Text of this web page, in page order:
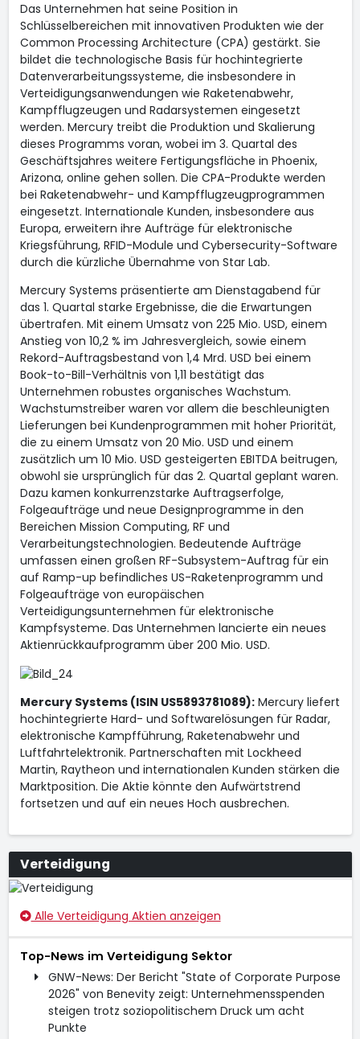
Das Unternehmen hat seine Position in
Schlüsselbereichen mit innovativen Produkten wie der
Common Processing Architecture (CPA) gestärkt. Sie
bildet die technologische Basis für hochintegrierte
Datenverarbeitungssysteme, die insbesondere in
Verteidigungsanwendungen wie Raketenabwehr,
Kampfflugzeugen und Radarsystemen eingesetzt
werden. Mercury treibt die Produktion und Skalierung
dieses Programms voran, wobei im 3. Quartal des
Geschäftsjahres weitere Fertigungsfläche in Phoenix,
Arizona, online gehen sollen. Die CPA-Produkte werden
bei Raketenabwehr- und Kampfflugzeugprogrammen
eingesetzt. Internationale Kunden, insbesondere aus
Europa, erweitern ihre Aufträge für elektronische
Kriegsführung, RFID-Module und Cybersecurity-Software
durch die kürzliche Übernahme von Star Lab.
Mercury Systems präsentierte am Dienstagabend für
das 1. Quartal starke Ergebnisse, die die Erwartungen
übertrafen. Mit einem Umsatz von 225 Mio. USD, einem
Anstieg von 10,2 % im Jahresvergleich, sowie einem
Rekord-Auftragsbestand von 1,4 Mrd. USD bei einem
Book-to-Bill-Verhältnis von 1,11 bestätigt das
Unternehmen robustes organisches Wachstum.
Wachstumstreiber waren vor allem die beschleunigten
Lieferungen bei Kundenprogrammen mit hoher Priorität,
die zu einem Umsatz von 20 Mio. USD und einem
zusätzlich um 10 Mio. USD gesteigerten EBITDA beitrugen,
obwohl sie ursprünglich für das 2. Quartal geplant waren.
Dazu kamen konkurrenzstarke Auftragserfolge,
Folgeaufträge und neue Designprogramme in den
Bereichen Mission Computing, RF und
Verarbeitungstechnologien. Bedeutende Aufträge
umfassen einen großen RF-Subsystem-Auftrag für ein
auf Ramp-up befindliches US-Raketenprogramm und
Folgeaufträge von europäischen
Verteidigungsunternehmen für elektronische
Kampfsysteme. Das Unternehmen lancierte ein neues
Aktienrückkaufprogramm über 200 Mio. USD.
Mercury Systems (ISIN US5893781089):Mercury liefert
hochintegrierte Hard- und Softwarelösungen für Radar,
elektronische Kampfführung, Raketenabwehr und
Luftfahrtelektronik. Partnerschaften mit Lockheed
Martin, Raytheon und internationalen Kunden stärken die
Marktposition. Die Aktie könnte den Aufwärtstrend
fortsetzen und auf ein neues Hoch ausbrechen.
Verteidigung
Alle Verteidigung Aktien anzeigen
Top-News im Verteidigung Sektor
GNW-News: Der Bericht "State of Corporate Purpose
2026" von Benevity zeigt: Unternehmensspenden
steigen trotz soziopolitischem Druck um acht
Punkte